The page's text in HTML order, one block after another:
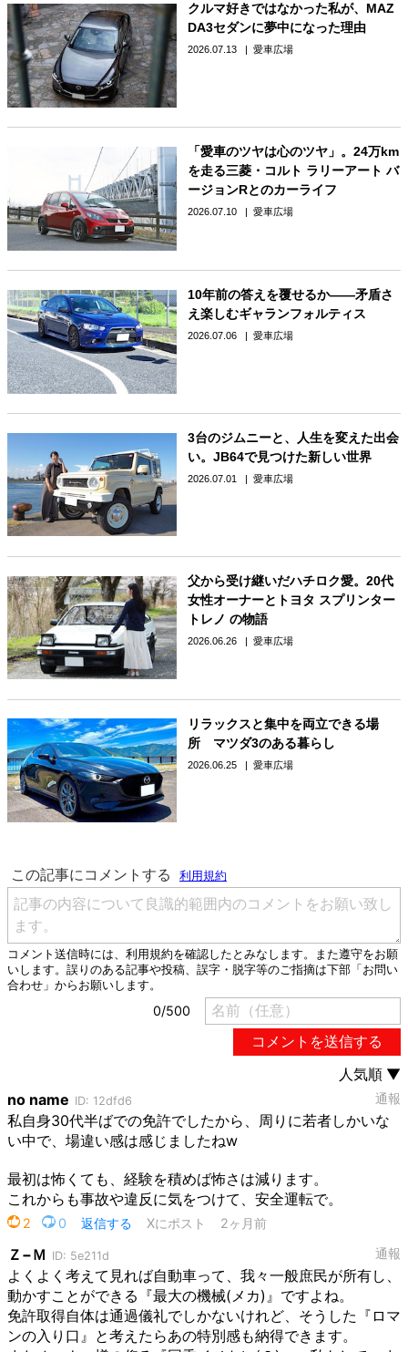
クルマ好きではなかった私が、MAZ
DA3セダンに夢中になった理由
2026.07.13 愛車広場
「愛車のツヤは心のツヤ」。24万km
を走る三菱・コルト ラリーアート バ
ージョンRとのカーライフ
2026.07.10 愛車広場
10年前の答えを覆せるか――矛盾さ
え楽しむギャランフォルティス
2026.07.06 愛車広場
3台のジムニーと、人生を変えた出会
い。JB64で見つけた新しい世界
2026.07.01 愛車広場
父から受け継いだハチロク愛。20代
女性オーナーとトヨタ スプリンター
トレノ の物語
2026.06.26 愛車広場
リラックスと集中を両立できる場
所 マツダ3のある暮らし
2026.06.25 愛車広場